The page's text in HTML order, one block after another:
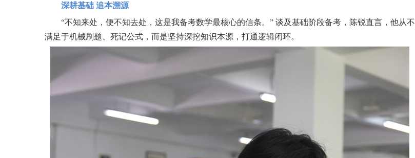
深耕基础 追本溯源
“不知来处，便不知去处，这是我备考数学最核心的信条。” 谈及基础阶段备考，陈锐直言，他从不
满足于机械刷题、死记公式，而是坚持深挖知识本源，打通逻辑闭环。